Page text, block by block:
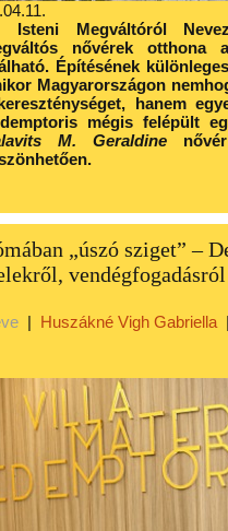
Isteni Megváltóról
nővérek otthona
Építésének
Magyarországon
hanem
mégis felépült
M. Geraldine
„úszó sziget” –
| Huszákné Vigh Gabriella